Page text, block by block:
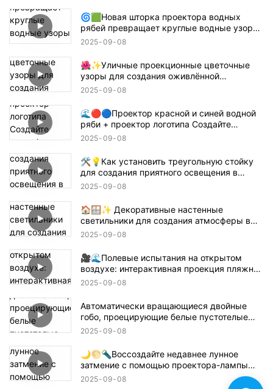
🌀🟩Новая шторка проектора водных
рябей превращает круглые водные узоры
в прямоугольники, квадраты или
2025 09 08
🌺✨Уличные проекционные цветочные
узоры для создания оживлённой
атмосферы! 🌸🏙️
2025 09 08
🌊🔴🔵Проектор красной и синей водной
ряби + проектор логотипа Создайте
атмосферу в стиле Танджиро для
2025 09 08
🛠️💡Как установить треугольную стойку
для создания приятного освещения в
помещении — простое руководство 📝🏠
2025 09 08
🏠🪟✨ Декоративные настенные
светильники для создания атмосферы в
помещении
2025 09 08
🎥🌊Полевые испытания на открытом
воздухе: интерактивная проекция пляжной
волны 🌊✨
2025 09 08
Автоматически вращающиеся двойные
гобо, проецирующие белые пустотелые
текстовые конструкции 🌟🔄✨
2025 09 08
🌙🌕🔦Воссоздайте недавнее лунное
затмение с помощью проектора-лампы
Gobo! 🎥✨
2025 09 08